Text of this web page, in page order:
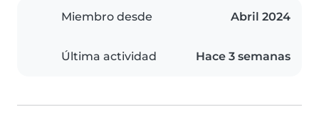
Miembro desde Abril 2024
Última actividad Hace 3 semanas